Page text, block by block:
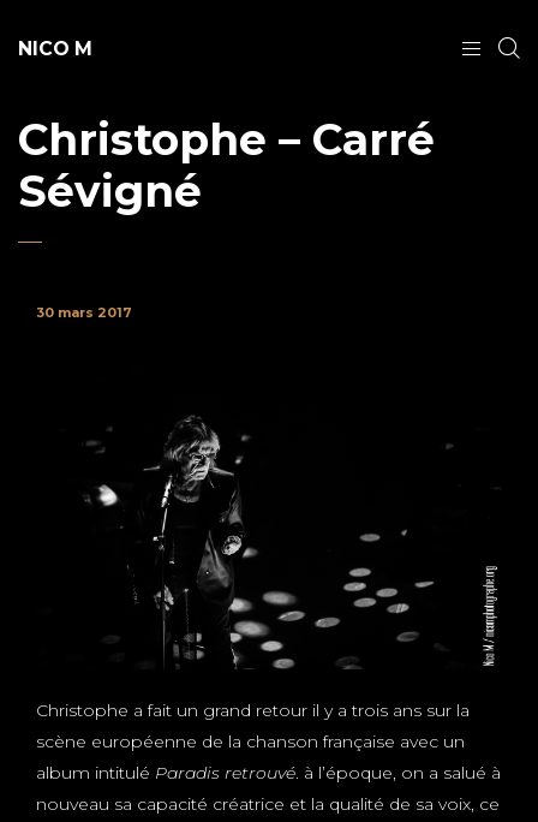
NICO M
Christophe – Carré
Sévigné
30 mars 2017
Christophe a fait un grand retour il y a trois ans sur la
scène européenne de la chanson française avec un
album intitulé Paradis retrouvé. à l’époque, on a salué à
nouveau sa capacité créatrice et la qualité de sa voix, ce